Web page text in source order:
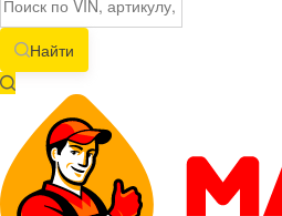
Найти